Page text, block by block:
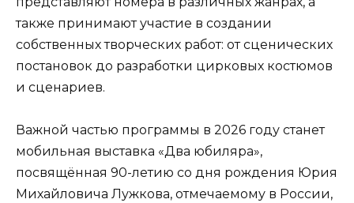
также принимают участие в создании
собственных творческих работ: от сценических
постановок до разработки цирковых костюмов
и сценариев.
Важной частью программы в 2026 году станет
мобильная выставка «Два юбиляра»,
посвящённая 90-летию со дня рождения Юрия
Михайловича Лужкова, отмечаемому в России,